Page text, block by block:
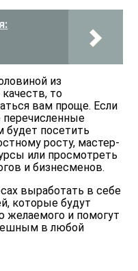
из
то
вам проще. Если
будет посетить
росту, мастер-
или просмотреть
и бизнесменов.
выработать в себе
которые будут
желаемого и помогут
в любой